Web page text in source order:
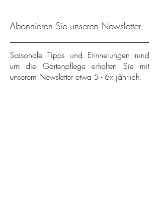
Abonnieren Sie unseren Newsletter
Saisonale Tipps und Erinnerungen rund
um die Gartenpflege erhalten Sie mit
unserem Newsletter etwa 5 - 6x jährlich.